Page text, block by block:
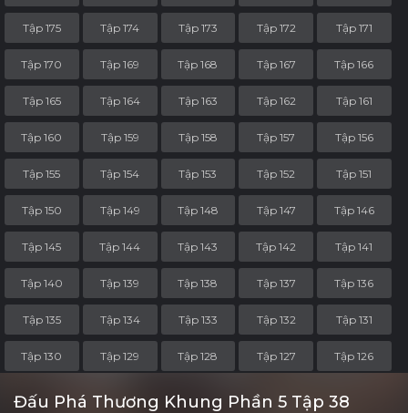
Tập 175 Tập 174 Tập 173 Tập 172 Tập 171
Tập 170 Tập 169 Tập 168 Tập 167 Tập 166
Tập 165 Tập 164 Tập 163 Tập 162 Tập 161
Tập 160 Tập 159 Tập 158 Tập 157 Tập 156
Tập 155 Tập 154 Tập 153 Tập 152 Tập 151
Tập 150 Tập 149 Tập 148 Tập 147 Tập 146
Tập 145 Tập 144 Tập 143 Tập 142 Tập 141
Tập 140 Tập 139 Tập 138 Tập 137 Tập 136
Tập 135 Tập 134 Tập 133 Tập 132 Tập 131
Tập 130 Tập 129 Tập 128 Tập 127 Tập 126
Tập 125 Tập 124 Tập 123 Tập 122
Đấu Phá Thương Khung Phần 5 Tập 38